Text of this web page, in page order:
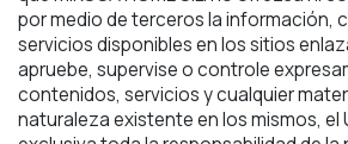
por medio de terceros la información,
servicios disponibles en los sitios
apruebe, supervise o controle
contenidos, servicios y cualquier
naturaleza existente en los mismos, el